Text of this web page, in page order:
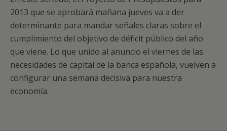
2013 que se aprobará mañana jueves va a der
determinante para mandar señales claras sobre el
cumplimiento del objetivo de déficit público del año
que viene. Lo que unido al anuncio el viernes de las
necesidades de capital de la banca española, vuelven a
configurar una semana decisiva para nuestra
economía.